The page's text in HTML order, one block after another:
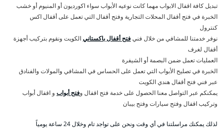
تبديل كافة اقفال الابواب مهما كانت نوعيه الأبواب سواء اكورديون أو المنيوم أو خشب
الخبرة في فتح أقفال المحلات التجارية وفتح أقفال التي تعمل على أقفال اكس
كنترول
نوفر خدمتنا للمشافي من خلال فنيفتح أقفال باكستانيالكويت ونقوم بتركيب أجهزة
أقفال لغرف
العمليات تعمل ضمن البصمة أو الشيفرة
الخبرة في تصليح الأبواب التي تعمل على الحساس في المشافي والمولات والفنادق
عبر فني فتح أقفال هندي الكويت
يمكنكم عبر التواصل معنا الحصول على خدمة فتح اقفال وفتح أبواب و اقفال أبواب
وتركيب اقفال وفتح سيارات وفتح بيبان
لذلك يمكنك مراسلتنا في أي وقت ونحن على تواجد تام وخلال 24 ساعة يومياً